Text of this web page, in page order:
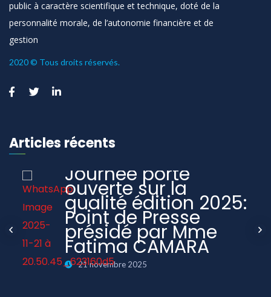
public à caractère scientifique et technique, doté de la
personnalité morale, de l’autonomie financière et de
gestion
2020 © Tous droits réservés.
Articles récents
Journée porte
ouverte sur la
qualité édition 2025:
Point de Presse
présidé par Mme
Fatima CAMARA
21 novembre 2025